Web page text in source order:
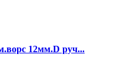
12мм.D руч...